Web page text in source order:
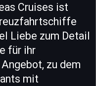
Cruises ist
Liebe zum Detail
für ihr
zu dem
mit